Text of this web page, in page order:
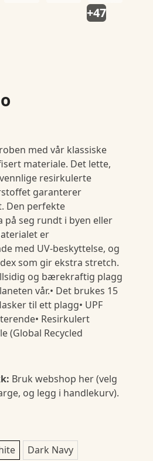
+47
med vår klassiske
materiale. Det lette,
resirkulerte
garanterer
Den perfekte
på seg rundt i byen eller
er
med UV-beskyttelse, og
som gir ekstra stretch.
og bærekraftig plagg
vår.• Det brukes 15
til ett plagg• UPF
Resirkulert
(Global Recycled
Bruk webshop her (velg
og legg i handlekurv).
Dark Navy